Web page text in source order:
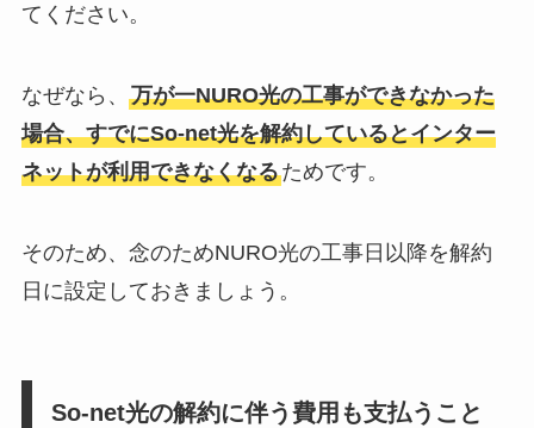
てください。
なぜなら、 万が一NURO光の工事ができなかった
場合、すでにSo-net光を解約しているとインター
ネットが利用できなくなるためです。
そのため、念のためNURO光の工事日以降を解約
日に設定しておきましょう。
So-net光の解約に伴う費用も支払うこと